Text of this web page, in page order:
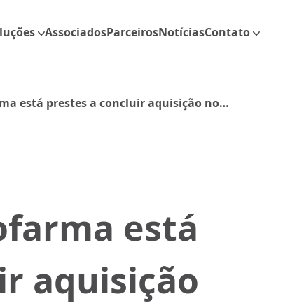
AssociadosParceirosNotíciasContato
está prestes a concluir aquisição no
está
aquisição